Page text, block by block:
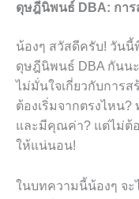
ดุษฎีนิพนธ์ DBA: กา
น้องๆ สวัสดีครับ! วันนี้
ดุษฎีนิพนธ์ DBA กันน
ไม่มั่นใจเกี่ยวกับการ
ต้องเริ่มจากตรงไหน?
และมีคุณค่า? แต่ไม่ต้
ให้แน่นอน!
ในบทความนี้น้องๆ จะ